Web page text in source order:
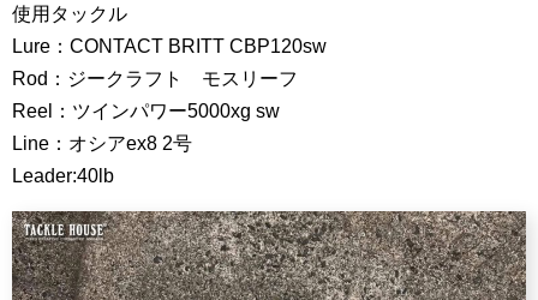
使用タックル
Lure：CONTACT BRITT CBP120sw
Rod：ジークラフト モスリーフ
Reel：ツインパワー5000xg sw
Line：オシアex8 2号
Leader:40lb